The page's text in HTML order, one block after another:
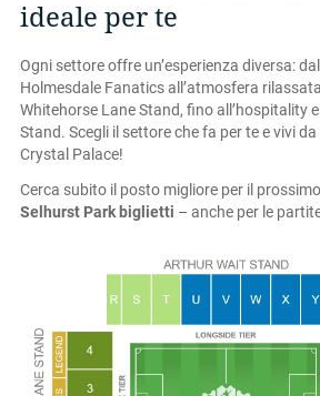
ideale per te
Ogni settore offre un’esperienza diversa:
Holmesdale Fanatics all’atmosfera
Whitehorse Lane Stand, fino all’hospitality
Stand. Scegli il settore che fa per te e vivi
Crystal Palace!
Cerca subito il posto migliore per il
Selhurst Park biglietti – anche per le